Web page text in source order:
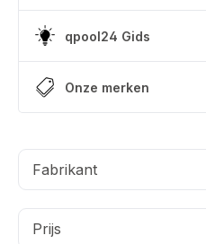
qpool24 Gids
Onze merken
Fabrikant
Prijs